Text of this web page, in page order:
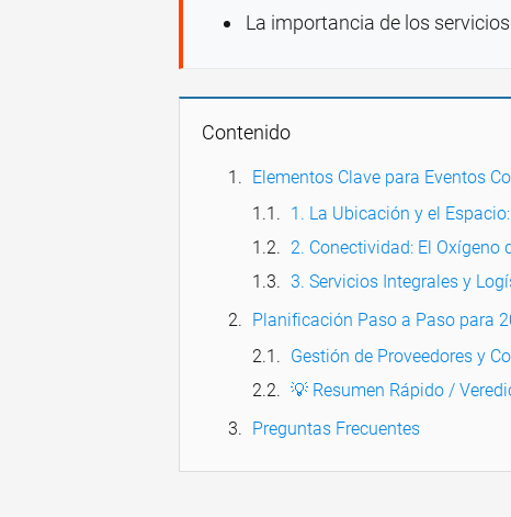
La importancia de los
Contenido
Elementos Clave para Eventos
1. La Ubicación y el
2. Conectividad: El Oxígeno
3. Servicios Integrales y
Planificación Paso a Paso para
Gestión de Proveedores y
💡 Resumen Rápido /
Preguntas Frecuentes